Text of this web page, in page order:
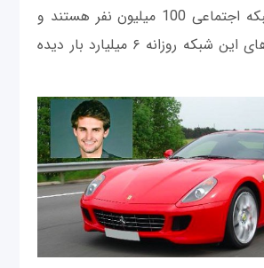
روزانه این اپ شبکه اجتماعی 100 میلیون نفر هستند و
طبق آمار؛ ویدئوهای این شبکه روزانه ۶ میلیارد بار دیده